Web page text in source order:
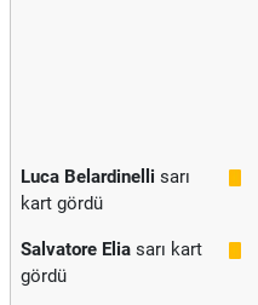
Luca Belardinelli sarı
kart gördü
Salvatore Elia sarı kart
gördü